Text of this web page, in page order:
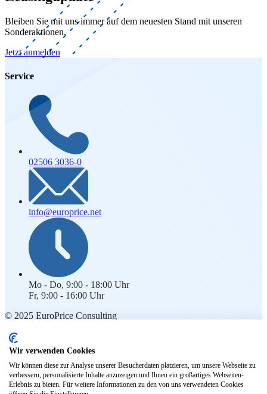
Bleiben Sie mit uns immer auf dem neuesten Stand mit unseren
Sonderaktionen.
Jetzt anmelden
Service
02506 3036-0
info@europrice.net
Mo - Do, 9:00 - 18:00 Uhr
Fr, 9:00 - 16:00 Uhr
© 2025 EuroPrice Consulting
Rechtliches
Impressum
Kontakt
Datenschutz
Wir verwenden Cookies
Wir können diese zur Analyse unserer Besucherdaten platzieren, um unsere Webseite zu
verbessern, personalisierte Inhalte anzuzeigen und Ihnen ein großartiges Webseiten-
Erlebnis zu bieten. Für weitere Informationen zu den von uns verwendeten Cookies